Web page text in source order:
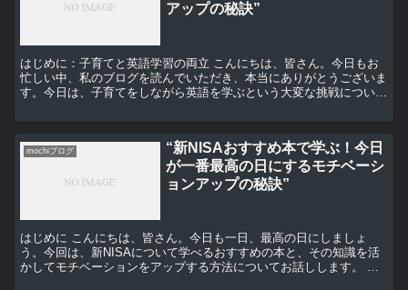
アップの秘訣”
はじめに：子育てと英語学習の両立 こんにちは、皆さん。今日もお
忙しい中、私のブログを読んでいただき、本当にありがとうございま
す。今日は、子育てをしながら英語を学ぶという大変な挑戦につい
mochiブログ
“新NISAおすすめ本で学ぶ！今日
が一番最高の日にするモチベーシ
ョンアップの秘訣”
はじめに こんにちは、皆さん。今日も一日、最高の日にしましょ
う。今回は、新NISAについて学べるおすすめの本と、その知識を活
かしてモチベーションをアップする方法についてお話しします。 新